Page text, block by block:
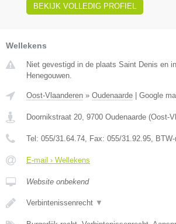
BEKIJK VOLLEDIG PROFIEL
Wellekens
Niet gevestigd in de plaats Saint Denis en
Henegouwen.
Oost-Vlaanderen » Oudenaarde Google
Doornikstraat 20, 9700 Oudenaarde (Oost-
Tel: 055/31.64.74, Fax: 055/31.92.95, BTW-
E-mail › Wellekens
Website onbekend
Verbintenissenrecht ▼